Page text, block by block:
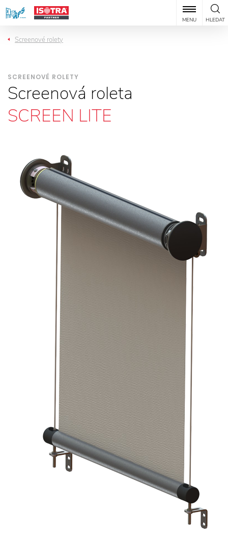
HLEDAT
MENU
Screenové rolety
SCREENOVÉ ROLETY
Screenová roleta
SCREEN LITE